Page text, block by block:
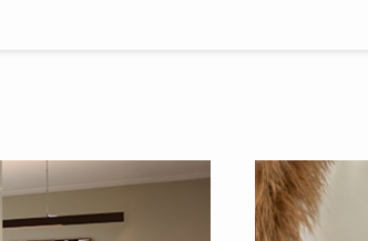
Meld je aan
voor onze